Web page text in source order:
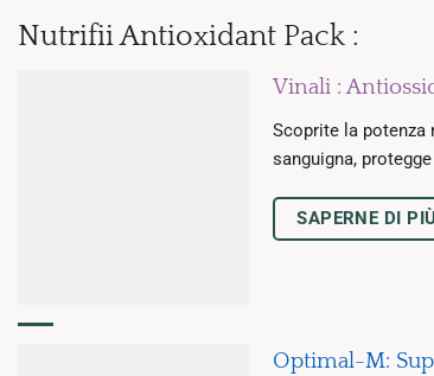
Nutrifii Antioxidant Pack :
Vinali :
Scoprite la
sanguigna,
SAPERNE DI
Optimal-M: